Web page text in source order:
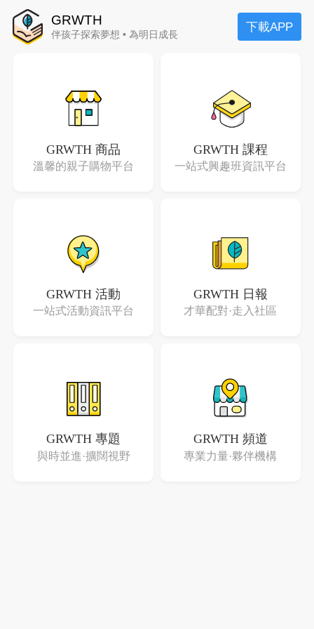
GRWTH
伴孩子探索夢想 • 為明日成長
下載APP
GRWTH 商品
溫馨的親子購物平台
GRWTH 課程
一站式興趣班資訊平台
GRWTH 活動
一站式活動資訊平台
GRWTH 日報
才華配對·走入社區
GRWTH 專題
與時並進·擴闊視野
GRWTH 頻道
專業力量·夥伴機構